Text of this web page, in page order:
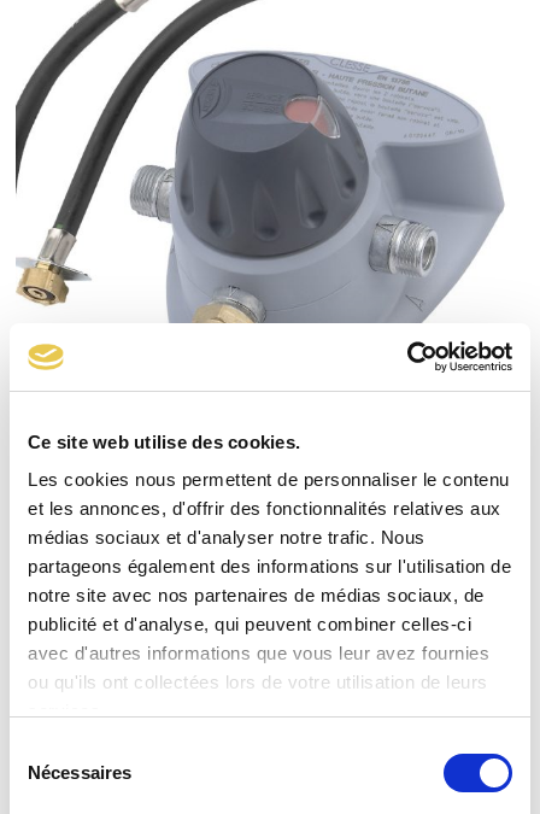
Ce site web utilise des cookies.
Les cookies nous permettent de personnaliser le contenu
et les annonces, d'offrir des fonctionnalités relatives aux
médias sociaux et d'analyser notre trafic. Nous
partageons également des informations sur l'utilisation de
notre site avec nos partenaires de médias sociaux, de
publicité et d'analyse, qui peuvent combiner celles-ci
avec d'autres informations que vous leur avez fournies
ou qu'ils ont collectées lors de votre utilisation de leurs
Nécessaires
Kit Inverseur 175B Lyres élastomère